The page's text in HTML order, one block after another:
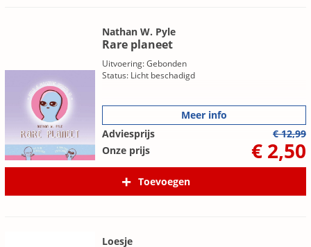
Nathan W. Pyle
Rare planeet
Uitvoering: Gebonden
Status: Licht beschadigd
Meer info
Adviesprijs
€ 12,99
Onze prijs
€ 2,50
Toevoegen
Loesje